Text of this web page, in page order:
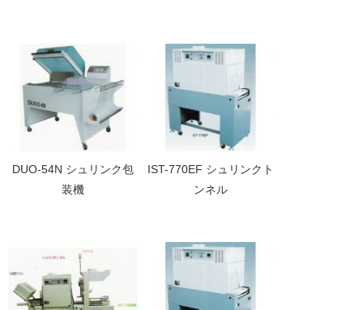
DUO-54N シュリンク包
装機
IST-770EF シュリンクト
ンネル